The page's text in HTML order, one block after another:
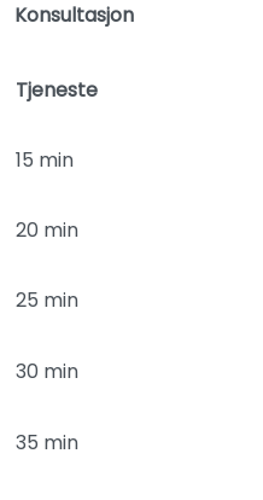
Konsultasjon
Tjeneste
15 min
20 min
25 min
30 min
35 min